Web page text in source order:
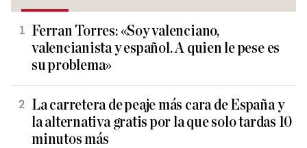
Ferran Torres: «Soy valenciano,
valencianista y español. A quien le pese es
su problema»
La carretera de peaje más cara de España y
la alternativa gratis por la que solo tardas 10
minutos más